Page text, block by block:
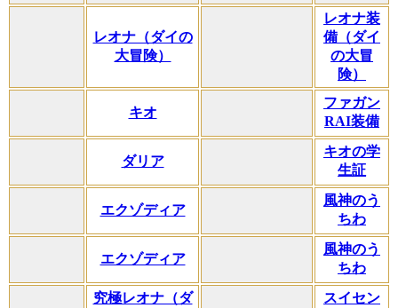
レオナ（ダイの
大冒険）
レオナ装
備（ダイ
の大冒
険）
キオ
ファガン
RAI装備
ダリア
キオの学
生証
エクゾディア
風神のう
ちわ
エクゾディア
風神のう
ちわ
究極レオナ（ダ
スイセン